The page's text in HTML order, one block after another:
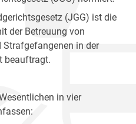
(JGG) ist die
der Betreuung von
in der
beauftragt.
in vier